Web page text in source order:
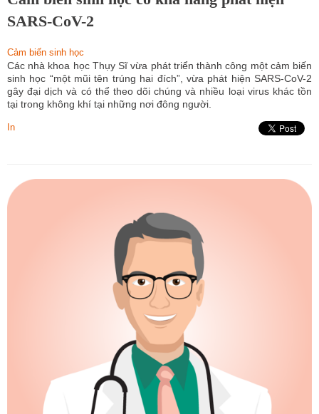
SARS-CoV-2
Cảm biến sinh học
Các nhà khoa học Thụy Sĩ vừa phát triển thành công một cảm biến
sinh học “một mũi tên trúng hai đích”, vừa phát hiện SARS-CoV-2
gây đại dịch và có thể theo dõi chúng và nhiều loại virus khác tồn
tại trong không khí tại những nơi đông người.
In